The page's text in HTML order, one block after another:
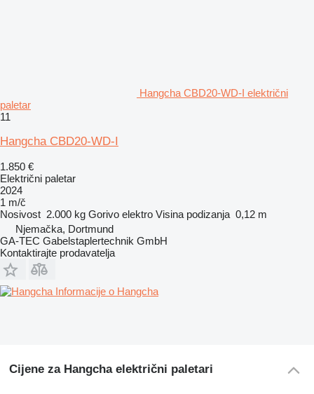
Hangcha CBD20-WD-I električni
paletar
11
Hangcha CBD20-WD-I
1.850 €
Električni paletar
2024
1 m/č
Nosivost 2.000 kg Gorivo elektro Visina podizanja 0,12 m
Njemačka, Dortmund
GA-TEC Gabelstaplertechnik GmbH
Kontaktirajte prodavatelja
Informacije o Hangcha
Cijene za Hangcha električni paletari